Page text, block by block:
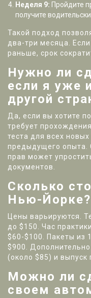
Неделя 9: Пройдите
получите
Такой подход
два-три месяца.
раньше, срок
Нужно ли
если я уже
другой
Да, если вы хотите
требует
теста для всех
предыдущего опыта.
прав может
документов.
Сколько
Нью-Йорке?
Цены варьируются.
до $150. Час
$60-$100. Пакеты из
$900.
(около $85) и выпуск
Можно ли
своем